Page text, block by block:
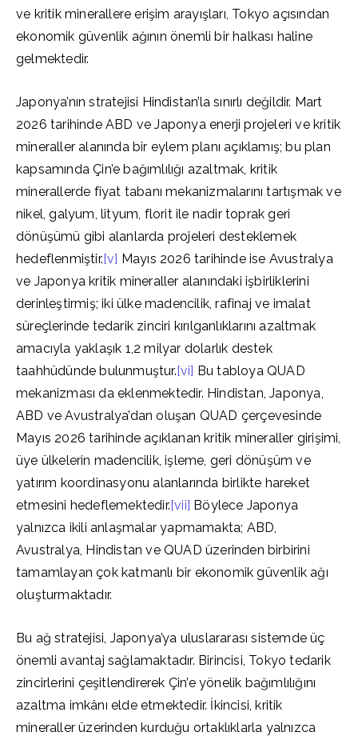
ve kritik minerallere erişim arayışları, Tokyo açısından
ekonomik güvenlik ağının önemli bir halkası haline
gelmektedir.
Japonya’nın stratejisi Hindistan’la sınırlı değildir. Mart
2026 tarihinde ABD ve Japonya enerji projeleri ve kritik
mineraller alanında bir eylem planı açıklamış; bu plan
kapsamında Çin’e bağımlılığı azaltmak, kritik
minerallerde fiyat tabanı mekanizmalarını tartışmak ve
nikel, galyum, lityum, florit ile nadir toprak geri
dönüşümü gibi alanlarda projeleri desteklemek
hedeflenmiştir.[v] Mayıs 2026 tarihinde ise Avustralya
ve Japonya kritik mineraller alanındaki işbirliklerini
derinleştirmiş; iki ülke madencilik, rafinaj ve imalat
süreçlerinde tedarik zinciri kırılganlıklarını azaltmak
amacıyla yaklaşık 1,2 milyar dolarlık destek
taahhüdünde bulunmuştur.[vi] Bu tabloya QUAD
mekanizması da eklenmektedir. Hindistan, Japonya,
ABD ve Avustralya’dan oluşan QUAD çerçevesinde
Mayıs 2026 tarihinde açıklanan kritik mineraller girişimi,
üye ülkelerin madencilik, işleme, geri dönüşüm ve
yatırım koordinasyonu alanlarında birlikte hareket
etmesini hedeflemektedir.[vii] Böylece Japonya
yalnızca ikili anlaşmalar yapmamakta; ABD,
Avustralya, Hindistan ve QUAD üzerinden birbirini
tamamlayan çok katmanlı bir ekonomik güvenlik ağı
oluşturmaktadır.
Bu ağ stratejisi, Japonya’ya uluslararası sistemde üç
önemli avantaj sağlamaktadır. Birincisi, Tokyo tedarik
zincirlerini çeşitlendirerek Çin’e yönelik bağımlılığını
azaltma imkânı elde etmektedir. İkincisi, kritik
mineraller üzerinden kurduğu ortaklıklarla yalnızca